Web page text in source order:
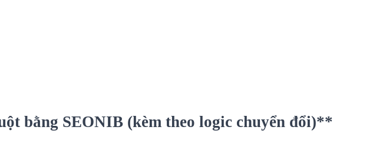
bằng SEONIB (kèm theo logic chuyển đổi)**